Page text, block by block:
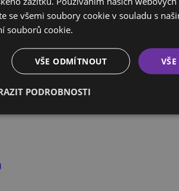
MZW 60-1 je umělá kožešina, která
proti hluku větru.
003224
PANTERSHOP
se všemi soubory cookie v souladu s
souborů cookie.
VŠE ODMÍTNOUT
PODROBNOSTI